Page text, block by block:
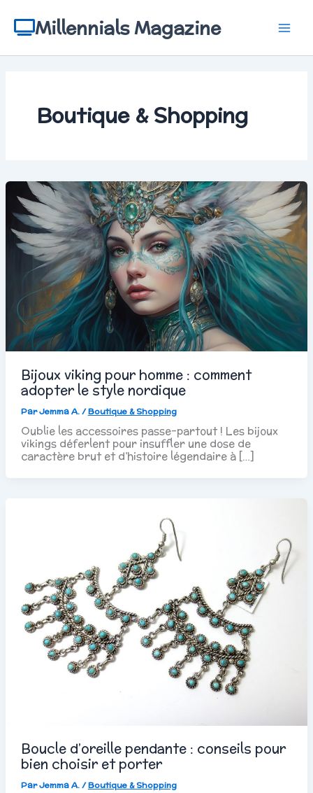
contenuMillennials Magazine
Boutique & Shopping
Bijoux viking pour homme : comment
adopter le style nordique
ParJemma A./Boutique & Shopping
Oublie les accessoires passe-partout ! Les bijoux
vikings déferlent pour insuffler une dose de
caractère brut et d’histoire légendaire à […]
Boucle d’oreille pendante : conseils pour
bien choisir et porter
ParJemma A./Boutique & Shopping